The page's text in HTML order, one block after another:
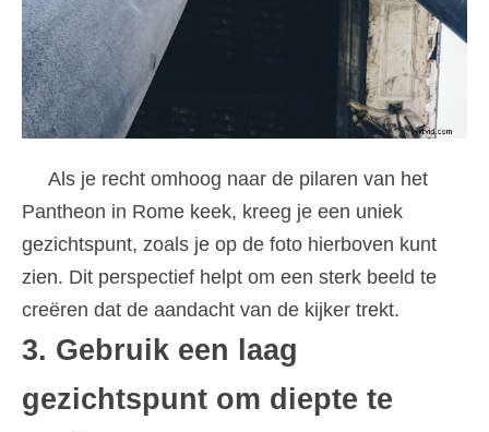
Als je recht omhoog naar de pilaren van het
Pantheon in Rome keek, kreeg je een uniek
gezichtspunt, zoals je op de foto hierboven kunt
zien. Dit perspectief helpt om een ​​sterk beeld te
creëren dat de aandacht van de kijker trekt.
3. Gebruik een laag
gezichtspunt om diepte te